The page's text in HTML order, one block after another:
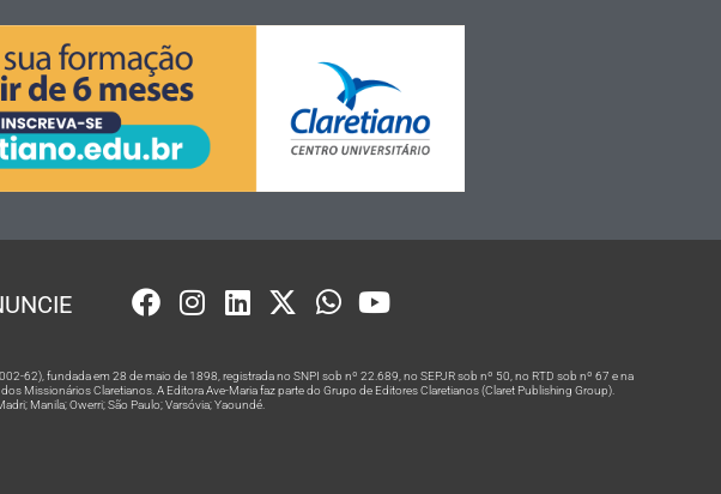
62), fundada em 28 de maio de 1898, registrada no SNPI sob nº 22.689, no SEPJR sob nº 50, no RTD sob nº 67 e na
Missionários Claretianos. A Editora Ave-Maria faz parte do Grupo de Editores Claretianos (Claret Publishing Group).
Manila; Owerri; São Paulo; Varsóvia; Yaoundé.